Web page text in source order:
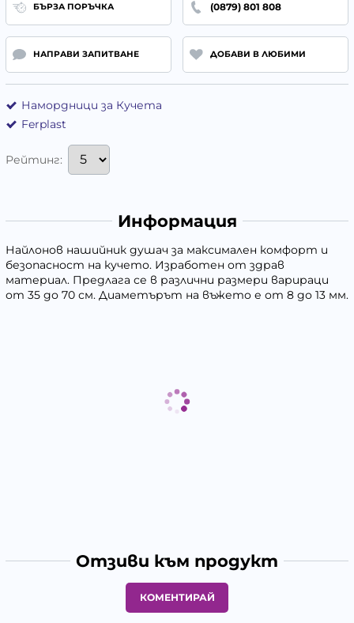
БЪРЗА ПОРЪЧКА (0879) 801 808
НАПРАВИ ЗАПИТВАНЕ ДОБАВИ В ЛЮБИМИ
Намордници за Кучета
Ferplast
Рейтинг:
Информация
Найлонов нашийник душач за максимален комфорт и
безопасност на кучето. Изработен от здрав
материал. Предлага се в различни размери варираци
от 35 до 70 см. Диаметърът на въжето е от 8 до 13 мм.
Отзиви към продукт
КОМЕНТИРАЙ